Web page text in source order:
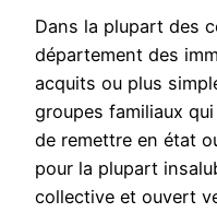
Dans la plupart des
département des
acquits ou plus
groupes familiaux
de remettre en état
pour la plupart
collective et ouvert